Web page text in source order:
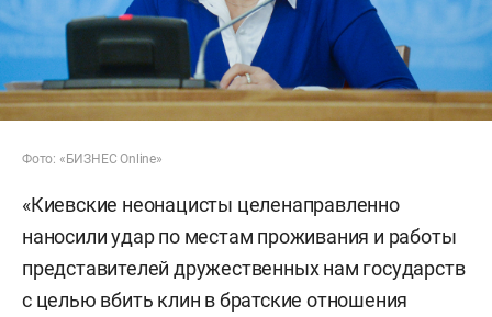
Фото: «БИЗНЕС Online»
«Киевские неонацисты целенаправленно
наносили удар по местам проживания и работы
представителей дружественных нам государств
с целью вбить клин в братские отношения